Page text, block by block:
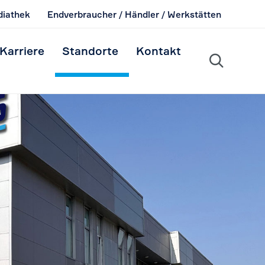
Endverbraucher / Händler / Werkstätten
content
Karriere Standorte Kontakt
